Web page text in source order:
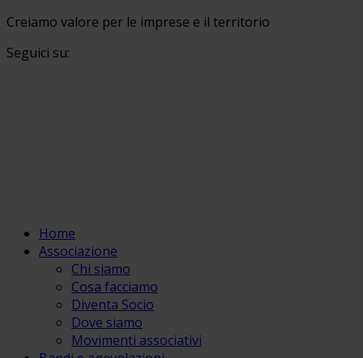
Creiamo valore per le imprese e il territorio
Seguici su:
Home
Associazione
Chi siamo
Cosa facciamo
Diventa Socio
Dove siamo
Movimenti associativi